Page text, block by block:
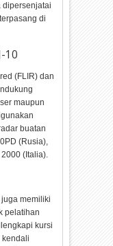
dipersenjatai
di
10
(FLIR) dan
maupun
buatan
(Rusia),
2000 (Italia).
memiliki
pelatihan
kursi
kendali